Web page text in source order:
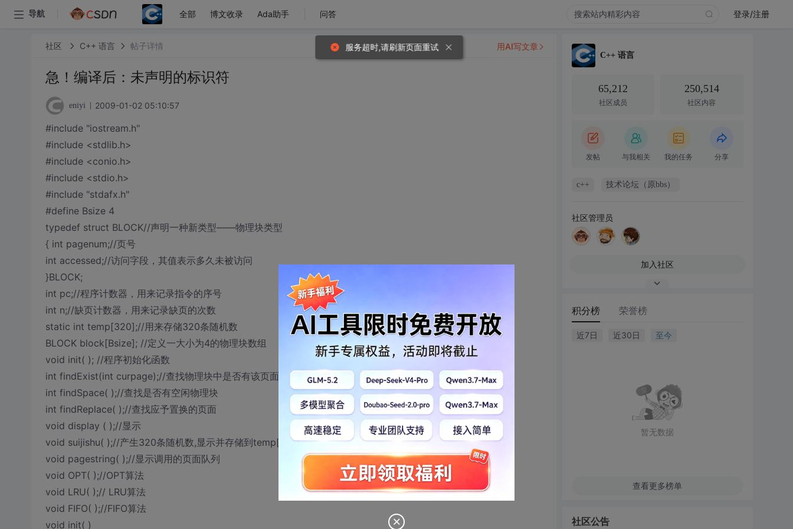
导航 全部 博文收录 Ada助手 问答 登录/注册
社区 C++ 语言 帖子详情
急！编译后：未声明的标识符
eniyi 2009-01-02 05:10:57
#include "iostream.h"
#include <stdlib.h>
#include <conio.h>
#include <stdio.h>
#include "stdafx.h"
#define Bsize 4
typedef struct BLOCK//声明一种新类型——物理块类型
{ int pagenum;//页号
int accessed;//访问字段，其值表示多久未被访问
}BLOCK;
int pc;//程序计数器，用来记录指令的序号
int n;//缺页计数器，用来记录缺页的次数
static int temp[320];//用来存储320条随机数
BLOCK block[Bsize]; //定义一大小为4的物理块数组
void init( ); //程序初始化函数
int findExist(int curpage);//查找物理块中是否有该页面
int findSpace( );//查找是否有空闲物理块
int findReplace( );//查找应予置换的页面
void display ( );//显示
void suijishu( );//产生320条随机数,显示并存储到temp[320]
void pagestring( );//显示调用的页面队列
void OPT( );//OPT算法
void LRU( );// LRU算法
void FIFO( );//FIFO算法
void init( )
用AI写文章
C++ 语言
65,212
社区成员
250,514
社区内容
发帖 与我相关 我的任务 分享
c++ 技术论坛（原bbs）
社区管理员
加入社区
积分榜 荣誉榜
近7日 近30日 至今
暂无数据
查看更多榜单
社区公告
服务超时,请刷新页面重试